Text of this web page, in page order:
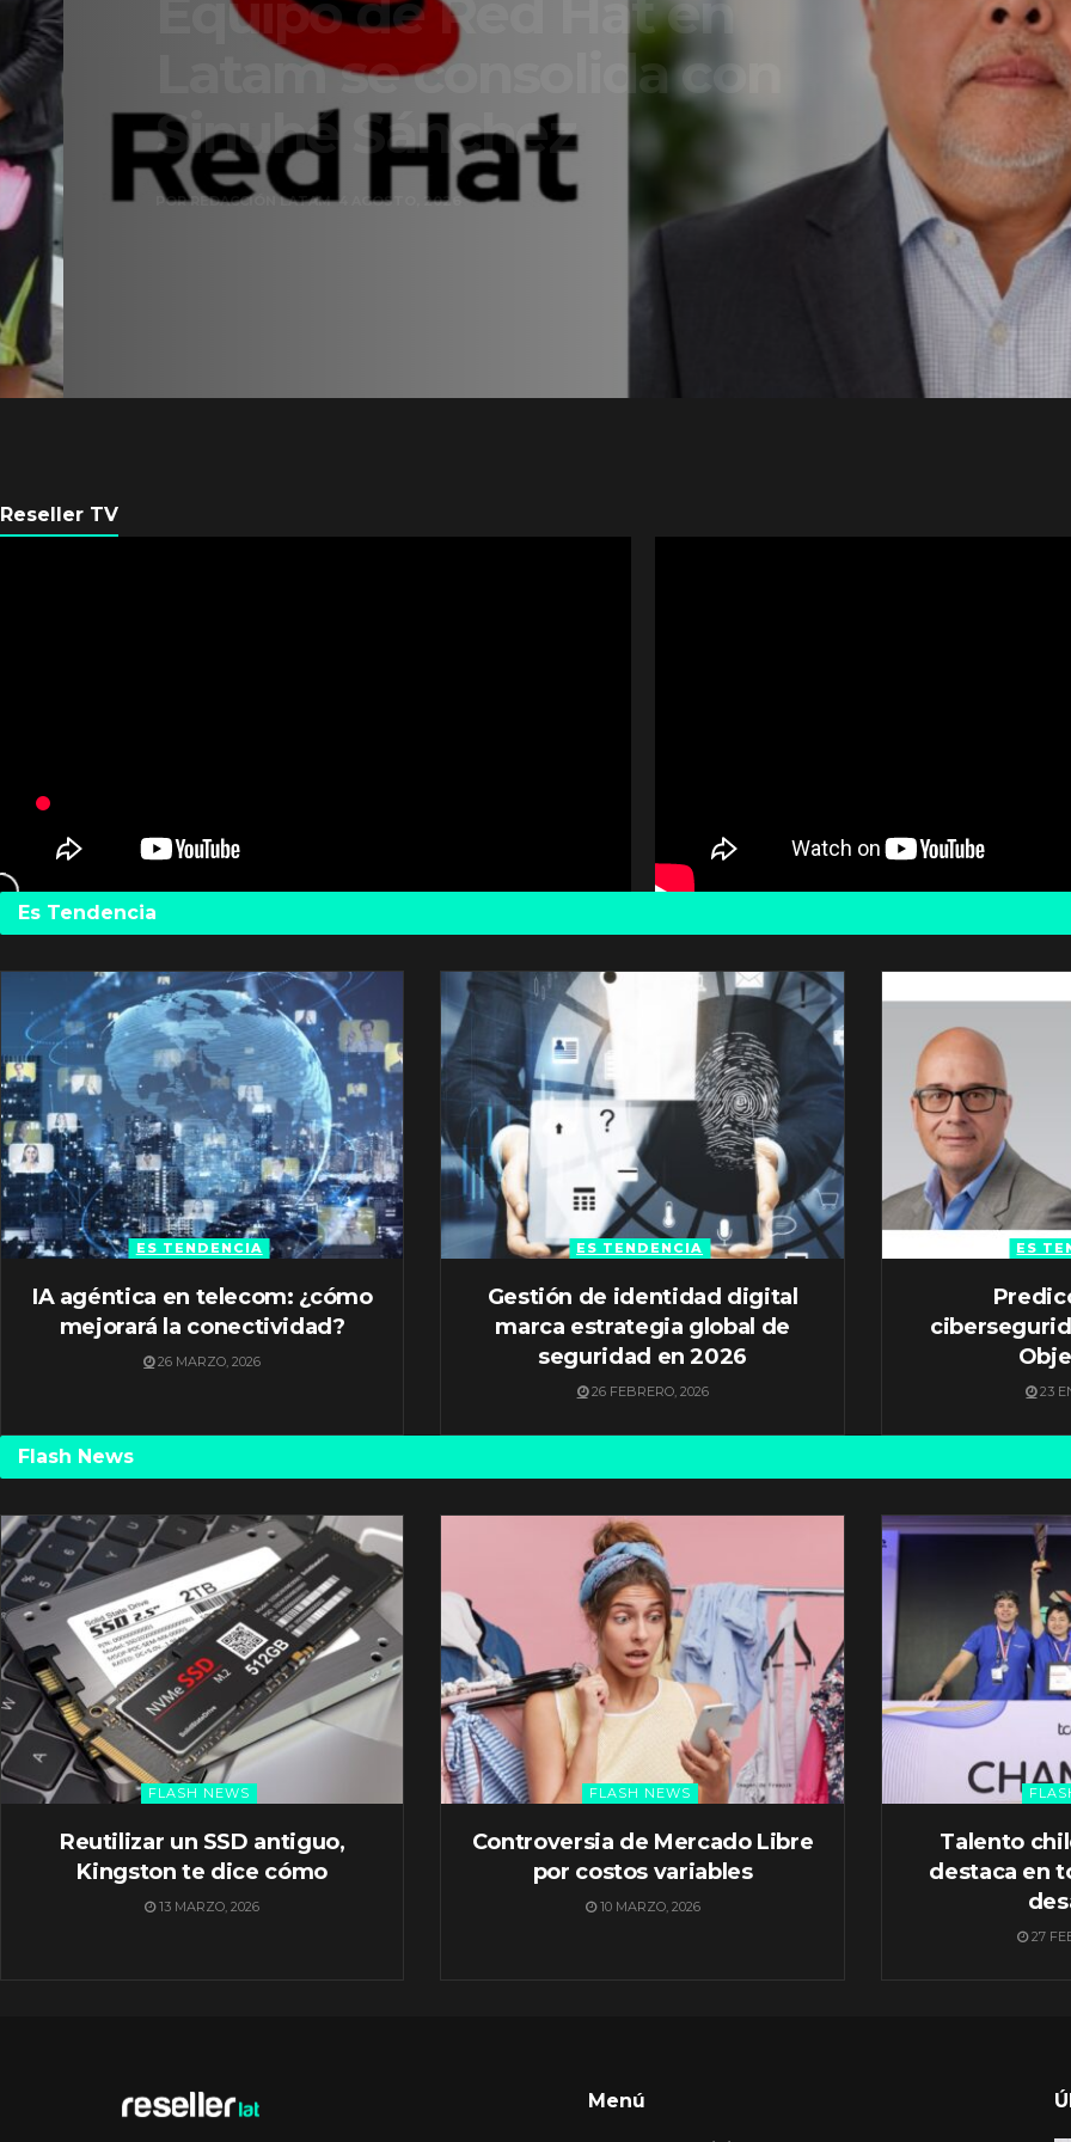
Equipo de Red Hat en
Latam se consolida con
Sinuhé Sánchez
POR REDACCIÓN LATAM 4 AGOSTO, 2026
Reseller TV
Es Tendencia
ES TENDENCIA
IA agéntica en telecom: ¿cómo
mejorará la conectividad?
26 MARZO, 2026
ES TENDENCIA
Gestión de identidad digital
marca estrategia global de
seguridad en 2026
26 FEBRERO, 2026
ES
23
Flash News
FLASH NEWS
Reutilizar un SSD antiguo,
Kingston te dice cómo
13 MARZO, 2026
FLASH NEWS
Controversia de Mercado Libre
por costos variables
10 MARZO, 2026
Talento
destaca en
27
Menú